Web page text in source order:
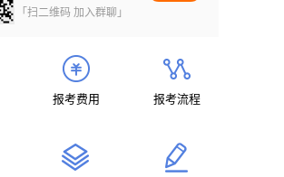
「扫二维码 加入群聊」
报考费用 报考流程